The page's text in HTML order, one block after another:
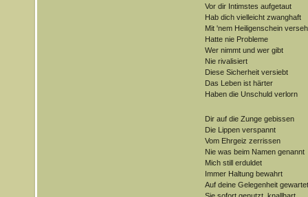
Vor dir Intimstes aufgetaut
Hab dich vielleicht zwanghaft
Mit 'nem Heiligenschein
Hatte nie Probleme
Wer nimmt und wer gibt
Nie rivalisiert
Diese Sicherheit versiebt
Das Leben ist härter
Haben die Unschuld verlorn
Dir auf die Zunge gebissen
Die Lippen verspannt
Vom Ehrgeiz zerrissen
Nie was beim Namen genannt
Mich still erduldet
Immer Haltung bewahrt
Auf deine Gelegenheit gewartet